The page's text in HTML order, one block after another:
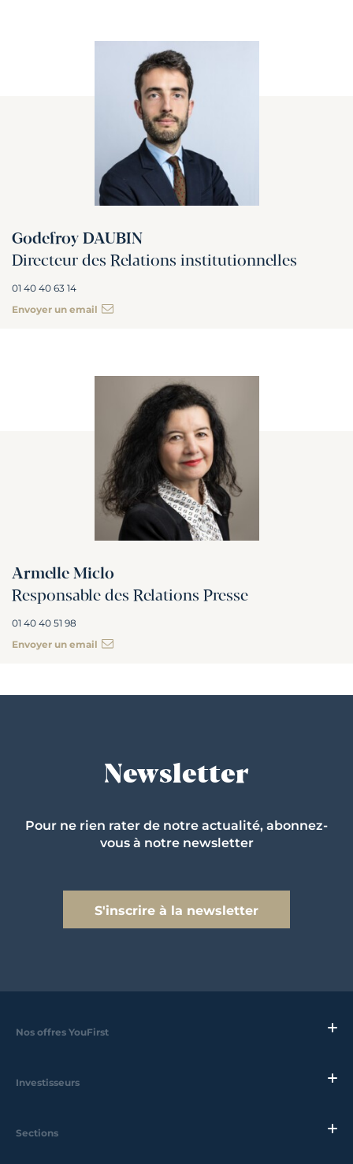
Godefroy DAUBIN
Directeur des Relations institutionnelles
01 40 40 63 14
Envoyer un email
Armelle Miclo
Responsable des Relations Presse
01 40 40 51 98
Envoyer un email
Newsletter
Pour ne rien rater de notre actualité, abonnez-
vous à notre newsletter
S'inscrire à la newsletter
Nos offres YouFirst
Investisseurs
Sections